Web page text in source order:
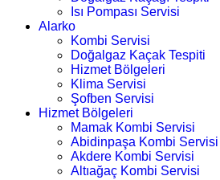
Isı Pompası Servisi
Alarko
Kombi Servisi
Doğalgaz Kaçak Tespiti
Hizmet Bölgeleri
Klima Servisi
Şofben Servisi
Hizmet Bölgeleri
Mamak Kombi Servisi
Abidinpaşa Kombi Servisi
Akdere Kombi Servisi
Altıağaç Kombi Servisi